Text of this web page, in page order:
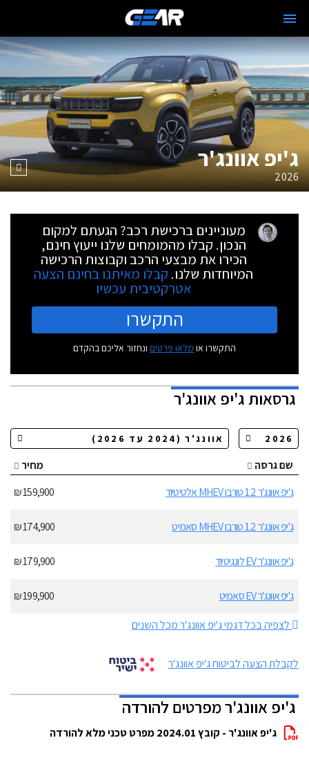
ג'יפ אוונג'ר
2026
מעוניינים ברכישת רכב? הגעתם למקום
הנכון. קבלו מהמומחים שלנו ייעוץ חינם,
הכירו את מבצעי הרכב וקבוצות הרכישה
המיוחדות שלנו. קבלו מאיתנו בחינם הצעה
אטרקטיבית עכשיו
התקשרו
התקשרו או מלאו פרטים ונחזור אליכם בהקדם
גרסאותג'יפ אוונג'ר
שם גרסה
מחיר
ג'יפ אוונג'ר 1.2 טורבו MHEV אלטיטיוד
159,900 ₪
ג'יפ אוונג'ר 1.2 טורבו MHEV סאמיט 174,900 ₪
ג'יפ אוונג'ר EV לונגיטיוד 179,900 ₪
ג'יפ אוונג'ר EV סאמיט
199,900 ₪
לצפיה בכל דגמי ג'יפ אוונג'ר מכל השנים
לקבלת הצעה לביטוח ג'יפ אוונג'ר
ג'יפ אוונג'ר מפרטים להורדה
ג'יפ אוונג'ר - קובץ 2024.01 מפרט טכני מלא להורדה